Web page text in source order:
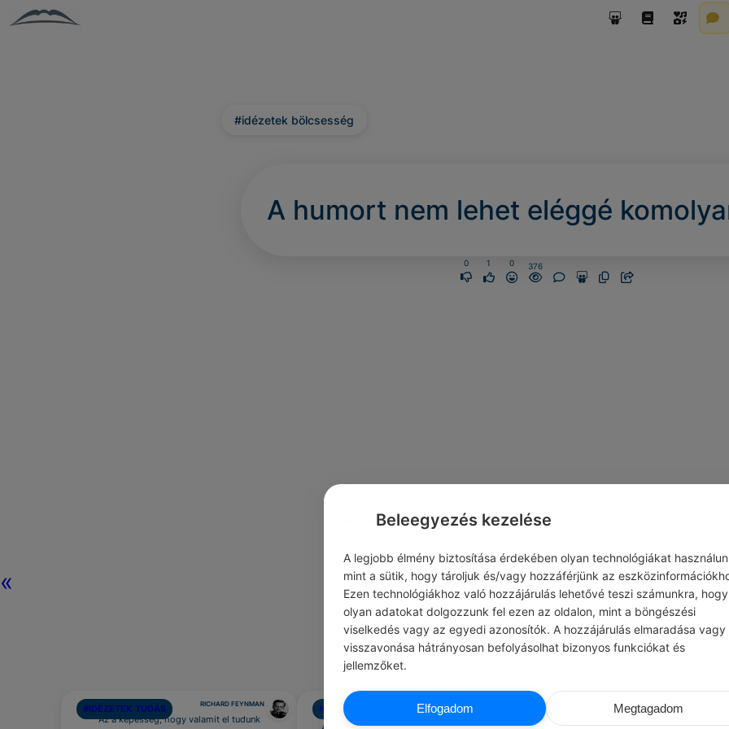
«
#idézetek bölcsesség
A humort nem lehet eléggé
0 1 0 376
#IDÉZETEK TUDÁS RICHARD FEYNMAN
Az a képesség, hogy valamit el tudunk
#NAPI TIPP
Beleegyezés kezelése
A legjobb élmény biztosítása érdekében olyan technológiákat
mint a sütik, hogy tároljuk és/vagy hozzáférjünk az
Ezen technológiákhoz való hozzájárulás lehetővé teszi számunkra, hogy
olyan adatokat dolgozzunk fel ezen az oldalon, mint a böngészési
viselkedés vagy az egyedi azonosítók. A hozzájárulás elmaradása vagy
visszavonása hátrányosan befolyásolhat bizonyos funkciókat és
jellemzőket.
Elfogadom Megtagadom